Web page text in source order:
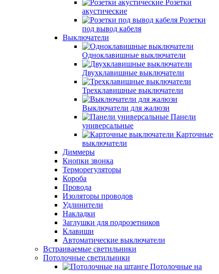
Розетки
акустические
Розетки
под вывод кабеля
Выключатели
Одноклавишные выключатели
Двухклавишные выключатели
Трехклавишные выключатели
Выключатели для жалюзи
Панели
универсальные
Карточные
выключатели
Диммеры
Кнопки звонка
Терморегуляторы
Короба
Провода
Изоляторы проводов
Удлинители
Накладки
Заглушки для подрозетников
Клавиши
Автоматические выключатели
Встраиваемые светильники
Потолочные светильники
Потолочные на